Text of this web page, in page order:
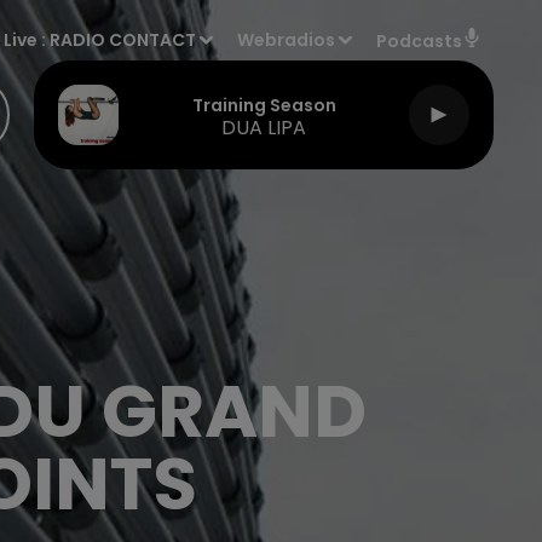
Live :RADIO CONTACT Webradios Podcasts
Training Season
DUA LIPA
GRAND